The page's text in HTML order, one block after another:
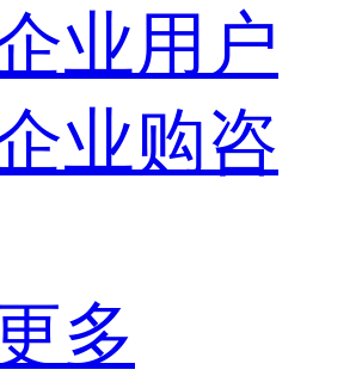
业用户
业购咨
多